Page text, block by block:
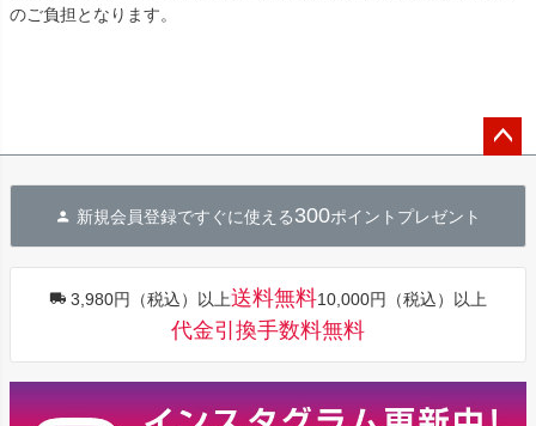
のご負担となります。
へ
新規会員登録ですぐに使える300ポイントプレゼント
3,980円（税込）以上送料無料10,000円（税込）以上
代金引換手数料無料